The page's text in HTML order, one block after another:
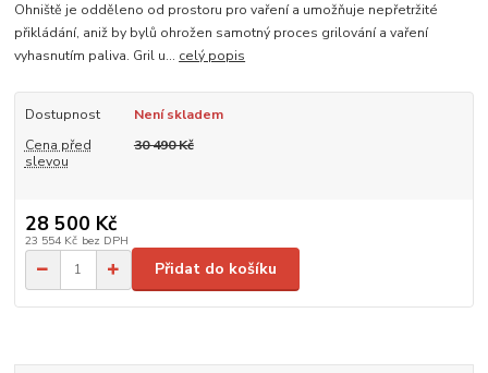
Ohniště je odděleno od prostoru pro vaření a umožňuje nepřetržité
přikládání, aniž by bylů ohrožen samotný proces grilování a vaření
vyhasnutím paliva. Gril u... celý popis
Dostupnost
Není skladem
Cena před
slevou
30 490 Kč
28 500 Kč
23 554 Kč bez DPH
Přidat do košíku